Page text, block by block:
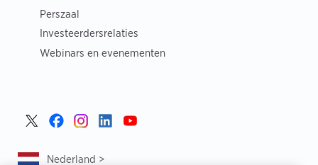
Perszaal
Investeerdersrelaties
Webinars en evenementen
Nederland >